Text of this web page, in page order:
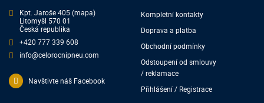
Kpt. Jaroše 405(mapa)
Litomyšl 570 01
Česká republika
+420 777 339 608
info@celorocnipneu.com
Navštivte náš Facebook
Kompletní kontakty
Doprava a platba
Obchodní podmínky
Odstoupení od smlouvy
/ reklamace
Přihlášení / Registrace